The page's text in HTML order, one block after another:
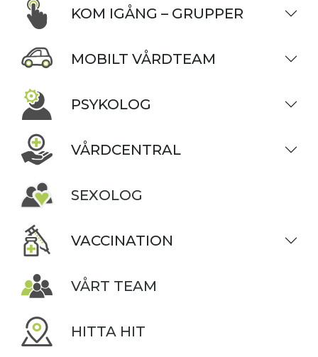
KOM IGÅNG – GRUPPER
MOBILT VÅRDTEAM
PSYKOLOG
VÅRDCENTRAL
SEXOLOG
VACCINATION
VÅRT TEAM
HITTA HIT